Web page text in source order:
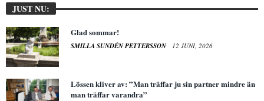
JUST NU:
Glad sommar!
SMILLA SUNDÉN PETTERSSON 12 JUNI, 2026
Lössen kliver av: ”Man träffar ju sin partner mindre än
man träffar varandra”